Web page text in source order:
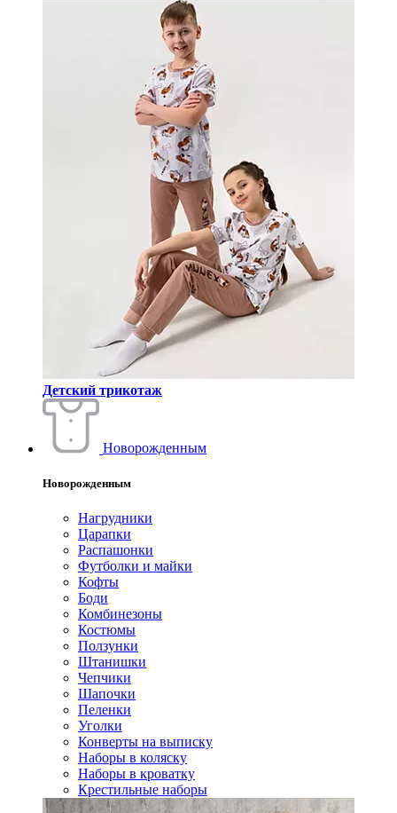
Детский трикотаж
Новорожденным
Новорожденным
Нагрудники
Царапки
Распашонки
Футболки и майки
Кофты
Боди
Комбинезоны
Костюмы
Ползунки
Штанишки
Чепчики
Шапочки
Пеленки
Уголки
Конверты на выписку
Наборы в коляску
Наборы в кроватку
Крестильные наборы